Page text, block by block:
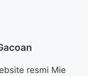
resmi Mie